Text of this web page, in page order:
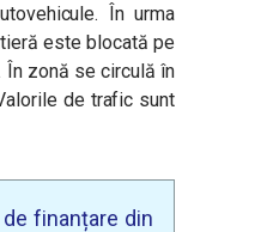
În urma
este blocată pe
zonă se circulă în
de trafic sunt
finanțare din